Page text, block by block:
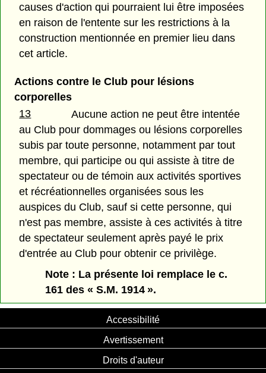
causes d'action qui pourraient lui être imposées
en raison de l'entente sur les restrictions à la
construction mentionnée en premier lieu dans
cet article.
Actions contre le Club pour lésions
corporelles
13
Aucune action ne peut être intentée
au Club pour dommages ou lésions corporelles
subis par toute personne, notamment par tout
membre, qui participe ou qui assiste à titre de
spectateur ou de témoin aux activités sportives
et récréationnelles organisées sous les
auspices du Club, sauf si cette personne, qui
n'est pas membre, assiste à ces activités à titre
de spectateur seulement après payé le prix
d'entrée au Club pour obtenir ce privilège.
Note : La présente loi remplace le c.
161 des « S.M. 1914 ».
Accessibilité
Avertissement
Droits d'auteur